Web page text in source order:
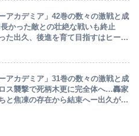
アカデミア」42巻の数々の激戦と成
かった敵との壮絶な戦いも終止
た出久、後進を育て目指すはヒーロ
アカデミア」31巻の数々の激戦と成
ス襲撃で死柄木更に完全体へ…轟家
と焦凍の存在から結束へー出久が最